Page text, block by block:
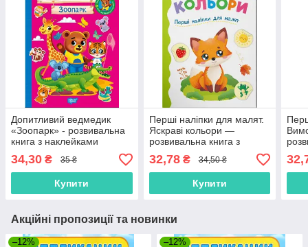
Допитливий ведмедик
«Зоопарк» - розвивальна
книга з наклейками
(9786175243763)
34,30 ₴ 35 ₴
Купити
Перші наліпки для малят.
Яскраві кольори —
розвивальна книга з
наклейками
(9786175476161)
32,78₴ 34,50 ₴
Купити
Акційні пропозиції та новинки
–12% –12%